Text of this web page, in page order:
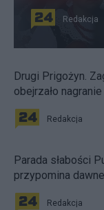
Redakcja
Drugi Prigożyn.
obejrzało nagranie
Redakcja
Parada słabości
przypomina
Redakcja